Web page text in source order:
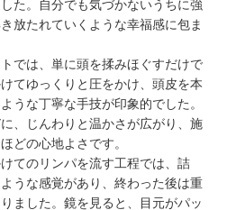
た。自分でも気づかないうちに強
放たれていくような幸福感に包ま
では、単に頭を揉みほぐすだけで
てゆっくりと圧をかけ、頭皮を本
うな丁寧な手技が印象的でした。
、じんわりと温かさが広がり、施
どの心地よさです。
てのリンパを流す工程では、詰
うな感覚があり、終わった後は重
ました。鏡を見ると、目元がパッ